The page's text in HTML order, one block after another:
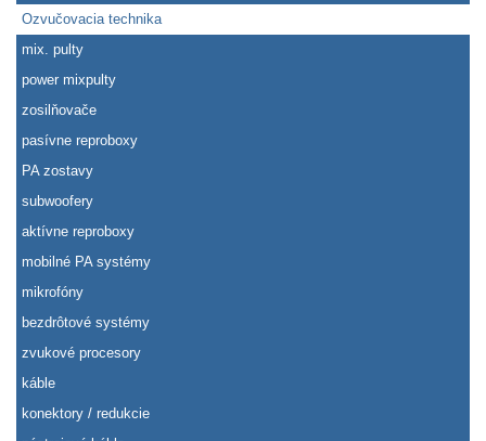
Ozvučovacia technika
mix. pulty
power mixpulty
zosilňovače
pasívne reproboxy
PA zostavy
subwoofery
aktívne reproboxy
mobilné PA systémy
mikrofóny
bezdrôtové systémy
zvukové procesory
káble
konektory / redukcie